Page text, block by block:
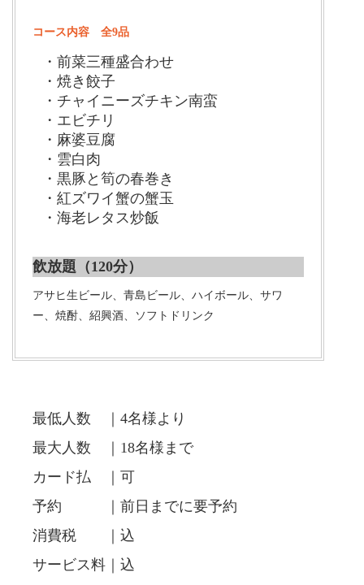
コース内容 全9品
・前菜三種盛合わせ
・焼き餃子
・チャイニーズチキン南蛮
・エビチリ
・麻婆豆腐
・雲白肉
・黒豚と筍の春巻き
・紅ズワイ蟹の蟹玉
・海老レタス炒飯
飲放題（120分）
アサヒ生ビール、青島ビール、ハイボール、サワ
ー、焼酎、紹興酒、ソフトドリンク
最低人数 ｜4名様より
最大人数 ｜18名様まで
カード払 ｜可
予約 ｜前日までに要予約
消費税 ｜込
サービス料｜込